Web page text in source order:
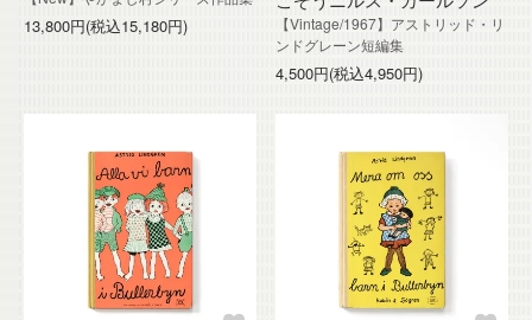
13,800円(税込15,180円)
【Vintage/1967】アストリッド・リ
ンドグレーン短編集
4,500円(税込4,950円)